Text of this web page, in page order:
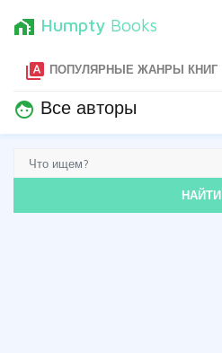
home_work Humpty Books
type_specimen ПОПУЛЯРНЫЕ ЖАНРЫ КНИГ
face Все авторы
НАЙТИ